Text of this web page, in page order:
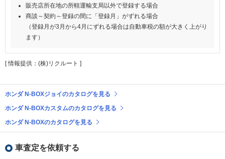
販売店所在地の所轄運輸支局以外で登録する場合
商談～契約～登録の間に「登録月」がずれる場合
（登録月が3月から4月にずれる場合は自動車税の額が大きく上がり
ます）
[ 情報提供：(株)リクルート ]
ホンダ N-BOXジョイのカタログを見る
ホンダ N-BOXカスタムのカタログを見る
ホンダ N-BOXのカタログを見る
車査定を依頼する